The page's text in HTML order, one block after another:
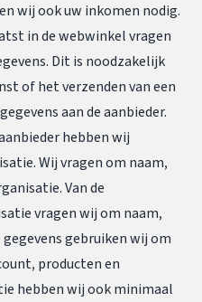
wij ook uw inkomen nodig.
in de webwinkel vragen
Dit is noodzakelijk
of het verzenden van een
aan de aanbieder.
hebben wij
Wij vragen om naam,
Van de
vragen wij om naam,
gebruiken wij om
producten en
hebben wij ook minimaal